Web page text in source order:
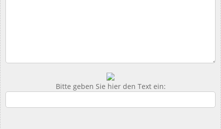
Bitte geben Sie hier den Text ein: